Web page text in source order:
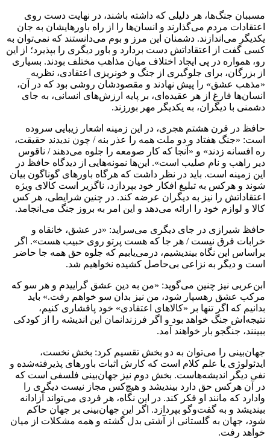
مسببان جنگ‌ها، هر دلیلی که داشته باشند، در نهایت دست روی
اعتقادات مردم می‌گذارند و انسان‌ها را از راه باورهایشان به جان
یکدیگر می‌اندازند. دشمنان این مرز و بوم می‌دانستند که نمی‌توان به
کسی گفت از اعتقاداتش دست بردارد و باور دیگری را بپذیرد؛ از این
رو، همواره در پی ایجاد اختلاف میان مذاهب مختلف بودند. بسیاری
از بزرگان، برای جلوگیری از جنگ و خونریزی اعتقادی، نظریه
«مذهب عشق» را پیش نهادند و مقصودشان روشی بود که در آن،
انسان‌ها فارغ از هر عقیده‌ای، بر پایه ارزش‌های انسانی، به جای
دشمنی با دیگران، به یکدیگر مهر بورزند.
حافظ در قرن هشتم هجری، در این زمینه اشعار زیبایی سروده
است: «جنگ هفتاد و دو ملت همه را عذر بنه / چون ندیدند حقیقت،
ره افسانه زدند» و «آنجا که کار صومعه را جلوه می‌دهند / ناقوس
دیر راهب و نام صلیب است». این‌ها نمونه‌هایی از دیدگاه حافظ در
این زمینه است. باید در نظر داشت که هرگاه باورهای گوناگون بیان
شوند و هرکس به تبلیغ افکار خود بپردازد، ناگزیر است کالای ویژه
اعتقاداتش را نیز به دیگران عرضه کند. در چنین شرایطی، هر کس
کالا و لوازم خود را ارائه می‌دهد و این امر به بروز جنگ می‌انجامد.
حافظ شیرازی در جای دیگری می‌سراید: «در عشق، خانقاه و
خرابات فرق نیست / هر جا که هست پرتو روی حبیب هست». اگر
براساس این نگاه بیندیشیم، درمی‌یابیم که جلوه حق همه جا حاضر
است و دیگر به نزاعی بی‌حاصل کشیده نخواهیم شد.
ابن‌عربی نیز چنین می‌گوید: «من به دین عشق گراییدم و هر سو که
مرکب عشق رهسپار شود، من نیز بدان سو خواهم رفت.» باید
بدانیم که اگر تنها بر «کالاهای اعتقادی» خود پافشاری کنیم،
نتیجه‌اش جنگ خواهد بود و اگر فرزندانمان این اندیشه را از کودکی
ببینند، جنگجو بار خواهند آمد.
جهان‌بینی را می‌توان به دو بخش تقسیم کرد: بخش نخست،
ایدئولوژی یا علم کلام است که کارش اثبات باورهای پذیرفته‌شده و
نفی دیگر اندیشه‌هاست. بخش دوم نیز جهان‌بینی فلسفی است که
در آن هرکس حق دارد بیندیشد و هیچ‌کس مجاز نیست دیگری را
وادارد که مانند او فکر کند. در این نگاه، هر فردی می‌تواند آزادانه
بیندیشد و به گفت‌وگو بپردازد. اگر این جهان‌بینی بر جهان حاکم
شود، جهان به گلستانی از آشتی بدل گشته و همه مشکلات از میان
خواهد رفت.